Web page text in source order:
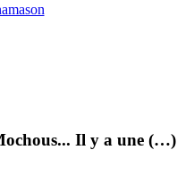
Il y a une (…)